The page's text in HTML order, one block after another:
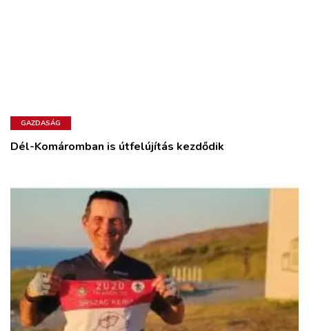
GAZDASÁG
Dél-Komáromban is útfelújítás kezdődik